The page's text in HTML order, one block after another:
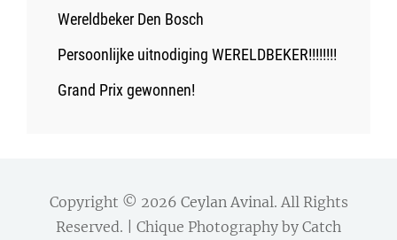
Wereldbeker Den Bosch
Persoonlijke uitnodiging WERELDBEKER!!!!!!!!
Grand Prix gewonnen!
Copyright © 2026 Ceylan Avinal. All Rights
Reserved. | Chique Photography by Catch